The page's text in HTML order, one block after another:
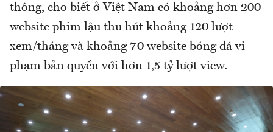
thông, cho biết ở Việt Nam có khoảng hơn 200
website phim lậu thu hút khoảng 120 lượt
xem/tháng và khoảng 70 website bóng đá vi
phạm bản quyền với hơn 1,5 tỷ lượt view.